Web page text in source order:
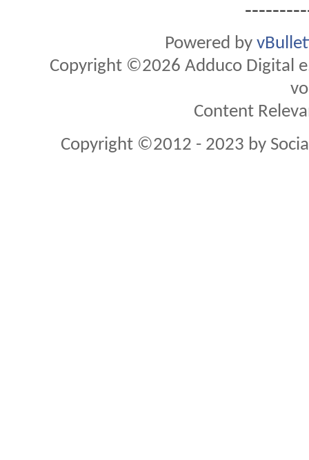
Powered by
Copyright ©2026 Adduco Digital
Content
Copyright ©2012 - 2023 by